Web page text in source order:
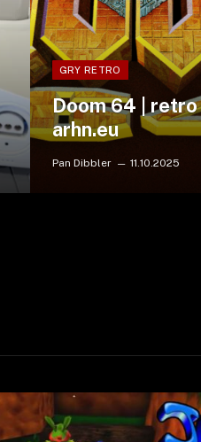
GRY RETRO
Doom 64 | retro
arhn.eu
Pan Dibbler 11.10.2025